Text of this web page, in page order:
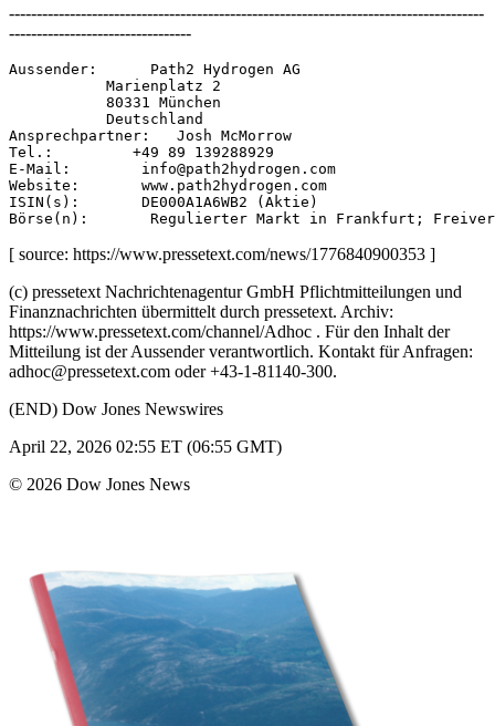
--------------------------------------------------------------------------------------
---------------------------------
Aussender:      Path2 Hydrogen AG
           Marienplatz 2
           80331 München
           Deutschland
Ansprechpartner:   Josh McMorrow
Tel.:         +49 89 139288929
E-Mail:        info@path2hydrogen.com
Website:       www.path2hydrogen.com
ISIN(s):       DE000A1A6WB2 (Aktie)
[ source: https://www.pressetext.com/news/1776840900353 ]
(c) pressetext Nachrichtenagentur GmbH Pflichtmitteilungen und
Finanznachrichten übermittelt durch pressetext. Archiv:
https://www.pressetext.com/channel/Adhoc . Für den Inhalt der
Mitteilung ist der Aussender verantwortlich. Kontakt für Anfragen:
adhoc@pressetext.com oder +43-1-81140-300.
(END) Dow Jones Newswires
April 22, 2026 02:55 ET (06:55 GMT)
© 2026 Dow Jones News